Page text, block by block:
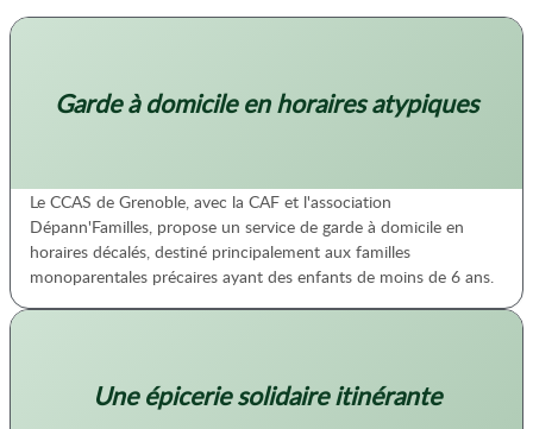
Garde à domicile en horaires atypiques
Le CCAS de Grenoble, avec la CAF et l'association
Dépann'Familles, propose un service de garde à domicile en
horaires décalés, destiné principalement aux familles
monoparentales précaires ayant des enfants de moins de 6 ans.
Une épicerie solidaire itinérante